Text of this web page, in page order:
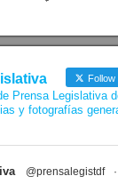
Follow
Prensa Legislativa
y fotografías
@prensalegistdf ·